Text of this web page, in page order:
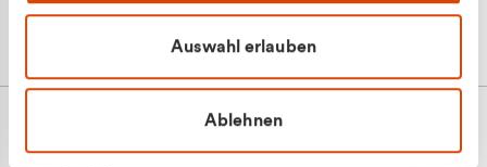
Auswahl erlauben
Ablehnen